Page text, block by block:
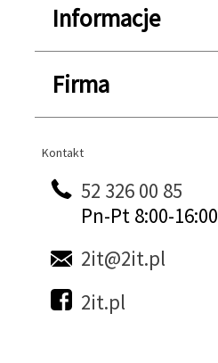
Informacje
Firma
Kontakt
Kontakt
52 326 00 85
Pn-Pt 8:00-16:00
2it@2it.pl
2it.pl